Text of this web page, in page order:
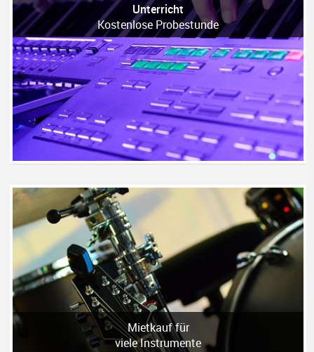
Unterricht
Kostenlose Probestunde
Mietkauf für
viele Instrumente